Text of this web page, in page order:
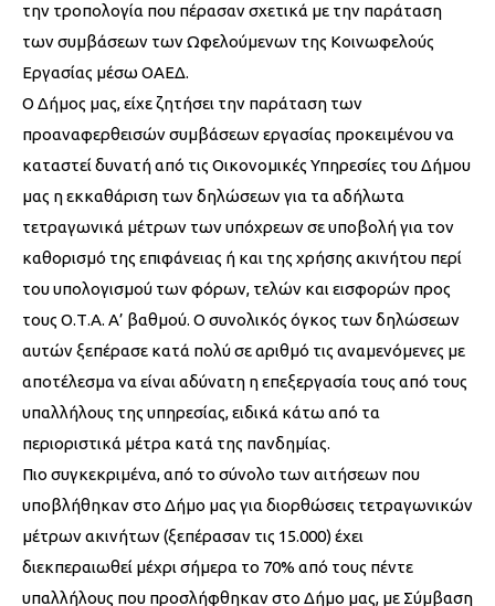
την τροπολογία που πέρασαν σχετικά με την παράταση
των συμβάσεων των Ωφελούμενων της Κοινωφελούς
Εργασίας μέσω ΟΑΕΔ.
Ο Δήμος μας, είχε ζητήσει την παράταση των
προαναφερθεισών συμβάσεων εργασίας προκειμένου να
καταστεί δυνατή από τις Οικονομικές Υπηρεσίες του Δήμου
μας η εκκαθάριση των δηλώσεων για τα αδήλωτα
τετραγωνικά μέτρων των υπόχρεων σε υποβολή για τον
καθορισμό της επιφάνειας ή και της χρήσης ακινήτου περί
του υπολογισμού των φόρων, τελών και εισφορών προς
τους Ο.Τ.Α. Α’ βαθμού. Ο συνολικός όγκος των δηλώσεων
αυτών ξεπέρασε κατά πολύ σε αριθμό τις αναμενόμενες με
αποτέλεσμα να είναι αδύνατη η επεξεργασία τους από τους
υπαλλήλους της υπηρεσίας, ειδικά κάτω από τα
περιοριστικά μέτρα κατά της πανδημίας.
Πιο συγκεκριμένα, από το σύνολο των αιτήσεων που
υποβλήθηκαν στο Δήμο μας για διορθώσεις τετραγωνικών
μέτρων ακινήτων (ξεπέρασαν τις 15.000) έχει
διεκπεραιωθεί μέχρι σήμερα το 70% από τους πέντε
υπαλλήλους που προσλήφθηκαν στο Δήμο μας, με Σύμβαση